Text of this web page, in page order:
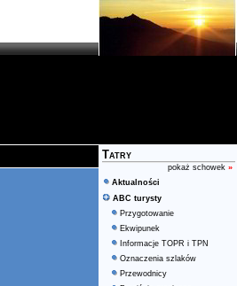
Tatry
pokaż schowek »
Aktualności
ABC turysty
Przygotowanie
Ekwipunek
Informacje TOPR i TPN
Oznaczenia szlaków
Przewodnicy